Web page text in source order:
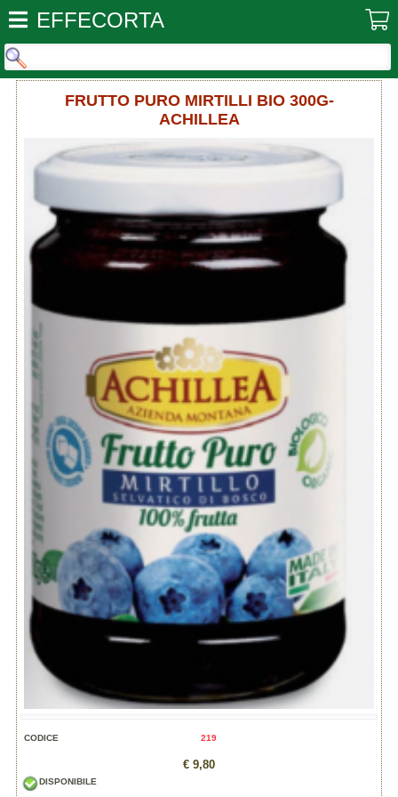
EFFECORTA
FRUTTO PURO MIRTILLI BIO 300G-
ACHILLEA
CODICE 219
€ 9,80
DISPONIBILE